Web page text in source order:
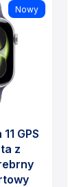
Nowy
GPS
z